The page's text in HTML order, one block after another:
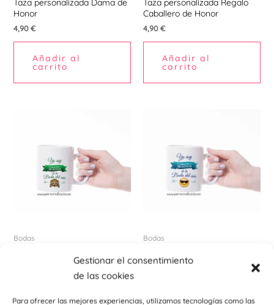
Gestionar el consentimiento
de las cookies
Para ofrecer las mejores experiencias, utilizamos tecnologías como las
Taza personalizada Dama de
Honor
4,90€
Añadir al
carrito
Taza personalizada Regalo
Caballero de Honor
4,90€
Añadir al
carrito
Bodas
de Honor Verde
Bodas
de Honor